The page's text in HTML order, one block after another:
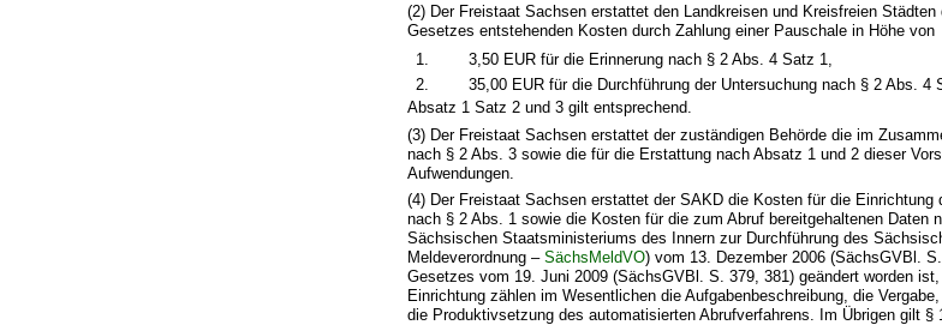
(2) Der Freistaat Sachsen erstattet den Landkreisen und Kreisfreien
Gesetzes entstehenden Kosten durch Zahlung einer Pauschale in Höhe von
1.
3,50 EUR für die Erinnerung nach § 2 Abs. 4 Satz 1,
2.
35,00 EUR für die Durchführung der Untersuchung nach § 2 Abs. 4
Absatz 1 Satz 2 und 3 gilt entsprechend.
(3) Der Freistaat Sachsen erstattet der zuständigen Behörde die im
nach § 2 Abs. 3 sowie die für die Erstattung nach Absatz 1 und 2 dieser
Aufwendungen.
(4) Der Freistaat Sachsen erstattet der SAKD die Kosten für die Einrichtung
nach § 2 Abs. 1 sowie die Kosten für die zum Abruf bereitgehaltenen Daten
Sächsischen Staatsministeriums des Innern zur Durchführung des
Meldeverordnung –SächsMeldVO) vom 13. Dezember 2006 (SächsGVBl.
Gesetzes vom 19. Juni 2009 (SächsGVBl. S. 379, 381) geändert worden
Einrichtung zählen im Wesentlichen die Aufgabenbeschreibung, die
die Produktivsetzung des automatisierten Abrufverfahrens. Im Übrigen gilt